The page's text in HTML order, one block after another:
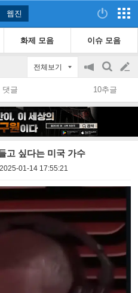
웹진
화제 모음 이슈 모음
전체보기
공
지
on/off
검
색
글
쓰
댓글 10추글
고 싶다는 미국 가수
2025-01-14 17:55:21